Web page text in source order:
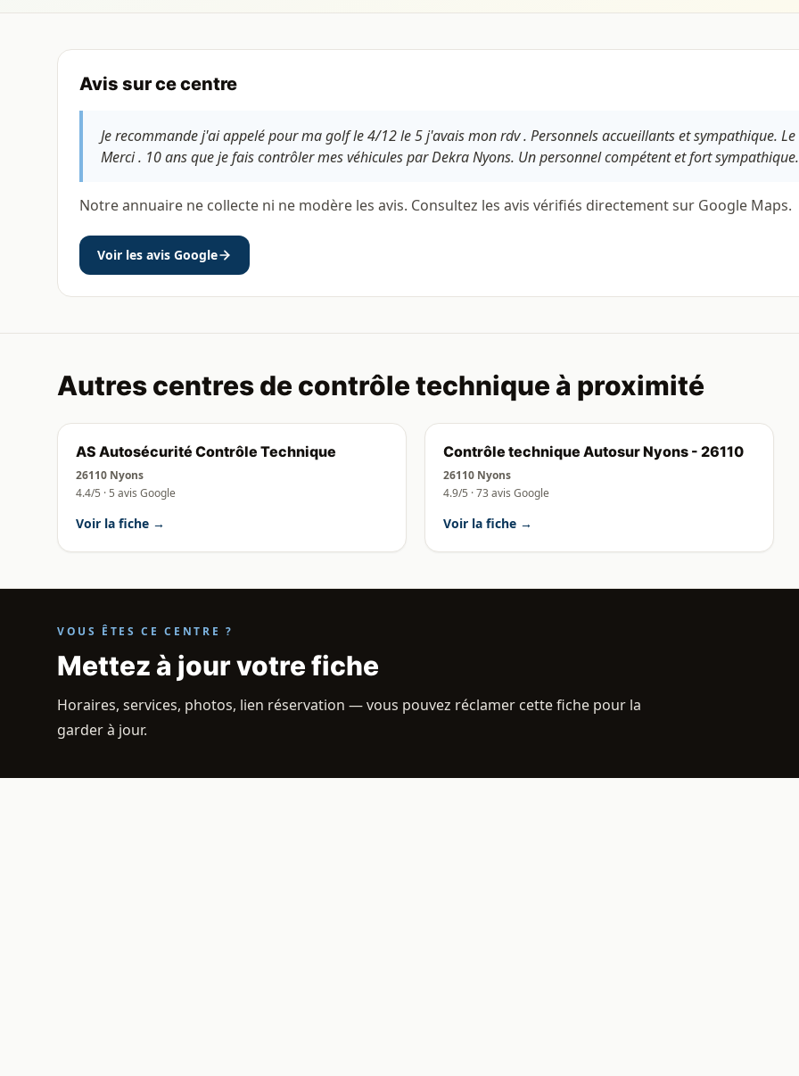
Avis sur ce centre
Je recommande j'ai appelé pour ma golf le 4/12 le 5 j'avais mon rdv . Personnels accueillants et sympathique.
Merci . 10 ans que je fais contrôler mes véhicules par Dekra Nyons. Un personnel compétent et fort
Notre annuaire ne collecte ni ne modère les avis. Consultez les avis vérifiés directement sur Google Maps.
Voir les avis Google
Autres centres de contrôle technique à proximité
AS Autosécurité Contrôle Technique
26110 Nyons
4.4/5 · 5 avis Google
Voir la fiche →
Contrôle technique Autosur Nyons - 26110
26110 Nyons
4.9/5 · 73 avis Google
Voir la fiche →
VOUS ÊTES CE CENTRE ?
Mettez à jour votre fiche
Horaires, services, photos, lien réservation — vous pouvez réclamer cette fiche pour la
garder à jour.